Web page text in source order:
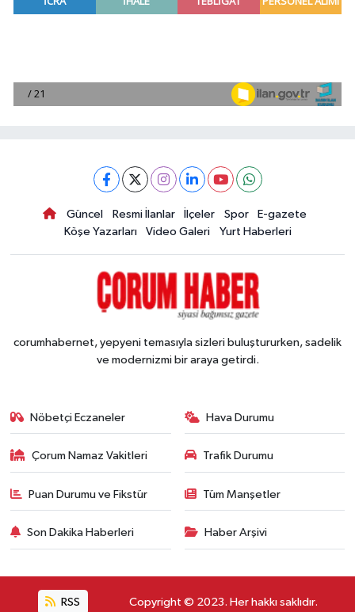
Güncel Resmi İlanlar İlçeler Spor
E-gazete
Köşe Yazarları
Video Galeri Yurt Haberleri
corumhabernet, yepyeni temasıyla sizleri buluştururken, sadelik
ve modernizmi bir araya getirdi.
Nöbetçi Eczaneler Hava Durumu
Çorum Namaz Vakitleri Trafik Durumu
Puan Durumu ve Fikstür Tüm Manşetler
Son Dakika Haberleri Haber Arşivi
RSS Copyright © 2023. Her hakkı saklıdır.